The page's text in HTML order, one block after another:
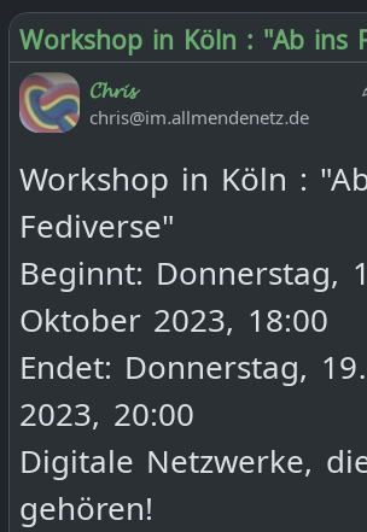
und dazu
mehr Zeit auf
Plattformen zu
Bei Abkehr droht
Ausschluss. Doch
das anders gehen?
diesem Workshop
von Chris Burger
Möglichkeiten von
dezentralen
anhand des
Workshop in Köln : "Ab ins
𝓒𝓱𝓻𝓲𝓼
chris@im.allmendenetz.de
Workshop in Köln :
Fediverse"
Beginnt: Donnerstag,
Oktober 2023, 18:00
Endet: Donnerstag,
2023, 20:00
Digitale Netzwerke,
gehören!